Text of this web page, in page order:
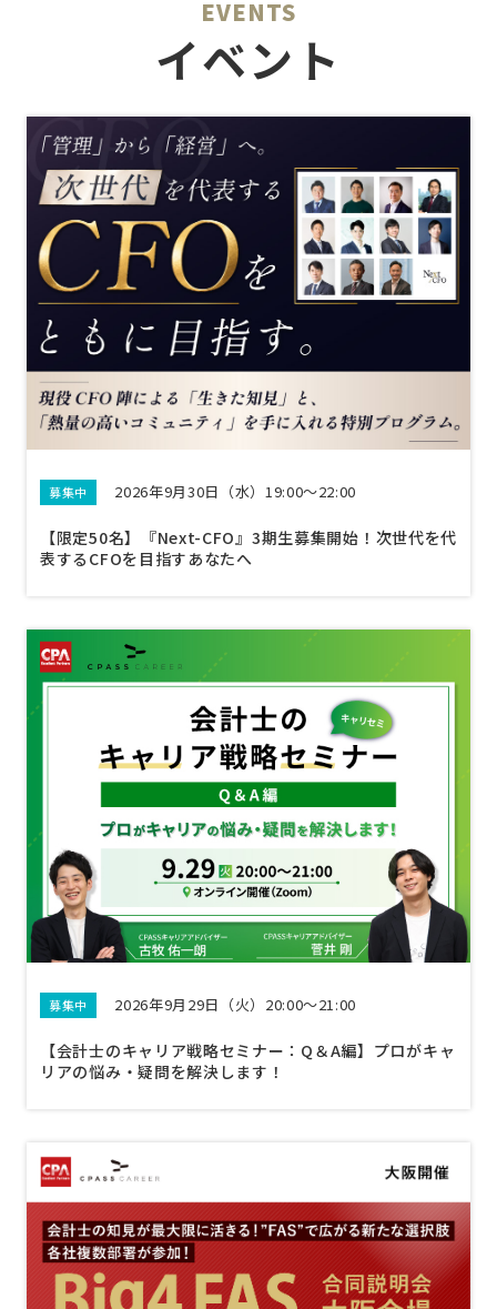
EVENTS
イベント
募集中 2026年9月30日（水）19:00～22:00
【限定50名】『Next-CFO』3期生募集開始！次世代を代
表するCFOを目指すあなたへ
募集中 2026年9月29日（火）20:00～21:00
【会計士のキャリア戦略セミナー：Q＆A編】プロがキャ
リアの悩み・疑問を解決します！